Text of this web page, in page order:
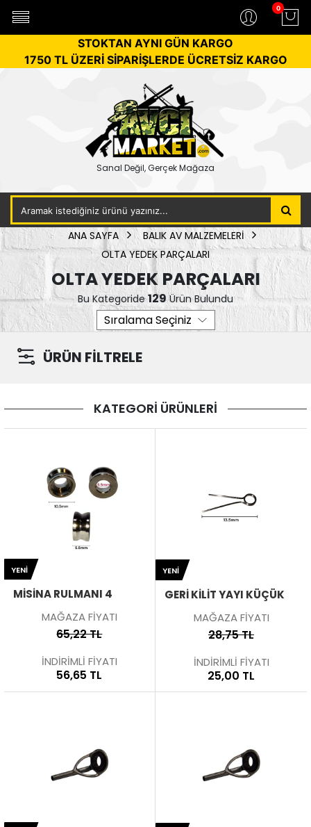
0
STOKTAN AYNI GÜN KARGO
1750 TL ÜZERİ SİPARİŞLERDE ÜCRETSİZ KARGO
Sanal Değil, Gerçek Mağaza
ANA SAYFA
BALIK AV MALZEMELERİ
OLTA YEDEK PARÇALARI
OLTA YEDEK PARÇALARI
Bu Kategoride129Ürün Bulundu
ÜRÜN FİLTRELE
KATEGORİ ÜRÜNLERİ
MISINA RULMANI 4
MAĞAZA FİYATI
65,22 TL
İNDİRİMLİ FİYATI
56,65 TL
YENI
GERI KILIT YAYI KÜÇÜK
MAĞAZA FİYATI
28,75 TL
İNDİRİMLİ FİYATI
25,00 TL
YENI